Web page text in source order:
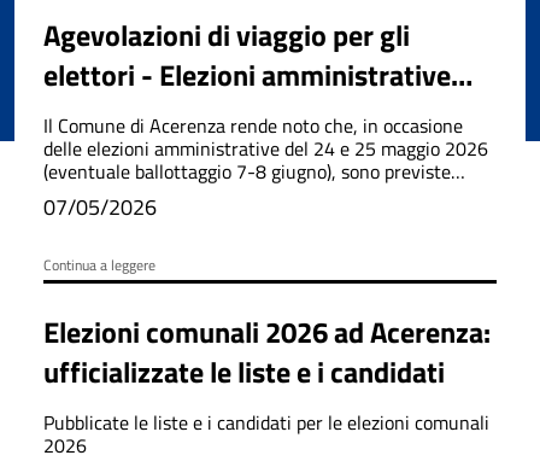
Agevolazioni di viaggio per gli
elettori - Elezioni amministrative
2026
Il Comune di Acerenza rende noto che, in occasione
delle elezioni amministrative del 24 e 25 maggio 2026
(eventuale ballottaggio 7-8 giugno), sono previste
agevolazioni tariffarie per i viaggi ferroviari, via mare,
autostradali e aerei.
07/05/2026
Continua a leggere
Elezioni comunali 2026 ad Acerenza:
ufficializzate le liste e i candidati
Pubblicate le liste e i candidati per le elezioni comunali
2026